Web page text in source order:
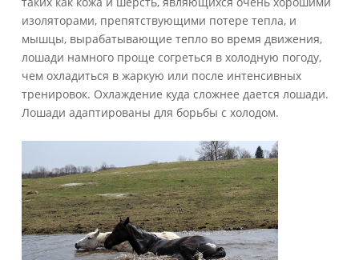
изоляторами, препятствующими потере тепла, и
мышцы, вырабатывающие тепло во время движения,
лошади намного проще согреться в холодную погоду,
чем охладиться в жаркую или после интенсивных
тренировок. Охлаждение куда сложнее дается лошади.
Лошади адаптированы для борьбы с холодом.